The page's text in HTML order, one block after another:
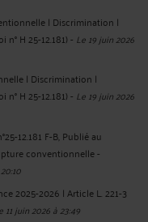
| Discrimination |
H 25-12.181)- Le 19 juin 2026
| Discrimination |
H 25-12.181)- Le 19 juin 2026
12.181 F-B, Publié au
conventionnelle -
2025-2026 | Article L. 221-3
11 juin 2026 à 23:49